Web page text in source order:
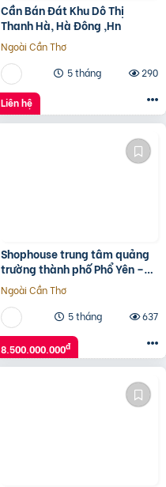
Cần Bán Đát Khu Dô Thị
Thanh Hà, Hà Đông ,Hn
Ngoài Cần Thơ
5 tháng
290
Liên hệ
Shophouse trung tâm quảng
trường thành phố Phổ Yên –
Thái Nguyên
Ngoài Cần Thơ
5 tháng
637
8.500.000.000đ